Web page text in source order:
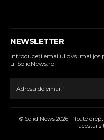
NEWSLETTER
Introduceţi emailul dvs. mai
ul SolidNews.ro
© Solid News 2026 - Toate
acestui